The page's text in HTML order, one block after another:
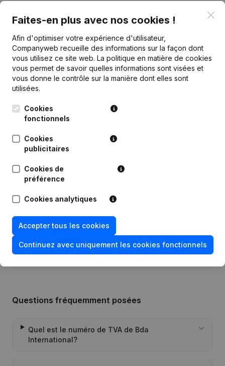
Publications de Bda International
Assemblée générale - Année
comptable
12-04-2021 Siège Social
10-07-2020
Modification Forme Juridique
Rubrique Constitution (Nouvelle
Personne Morale, Ouverture
Succursale, etc...)
Questions fréquemment posées
Quel est le numéro de TVA de Bda
International?
Faites-en plus avec nos cookies !
Afin d'optimiser votre expérience d'utilisateur,
Companyweb recueille des informations sur la façon dont
vous utilisez ce site web. La politique en matière de cookies
vous permet de savoir quelles informations sont visées et
vous donne le contrôle sur la manière dont elles sont
utilisées.
Cookies
fonctionnels
Cookies
publicitaires
Cookies de
préférence
Cookies analytiques
Accepter tous les cookies
Continuez avec uniquement les cookies fonctionnels